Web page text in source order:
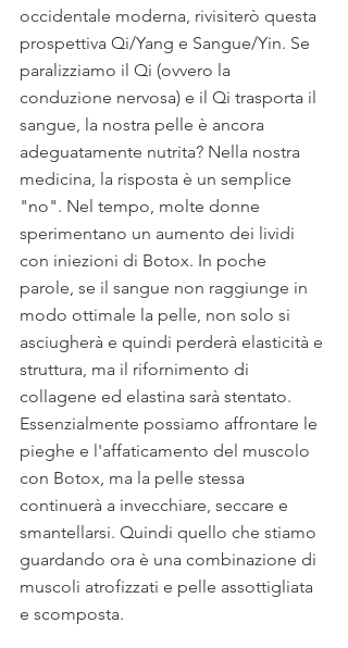
occidentale moderna, rivisiterò questa
prospettiva Qi/Yang e Sangue/Yin. Se
paralizziamo il Qi (ovvero la
conduzione nervosa) e il Qi trasporta il
sangue, la nostra pelle è ancora
adeguatamente nutrita? Nella nostra
medicina, la risposta è un semplice
"no". Nel tempo, molte donne
sperimentano un aumento dei lividi
con iniezioni di Botox. In poche
parole, se il sangue non raggiunge in
modo ottimale la pelle, non solo si
asciugherà e quindi perderà elasticità e
struttura, ma il rifornimento di
collagene ed elastina sarà stentato.
Essenzialmente possiamo affrontare le
pieghe e l'affaticamento del muscolo
con Botox, ma la pelle stessa
continuerà a invecchiare, seccare e
smantellarsi. Quindi quello che stiamo
guardando ora è una combinazione di
muscoli atrofizzati e pelle assottigliata
e scomposta.